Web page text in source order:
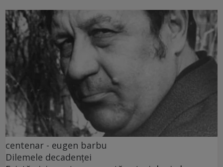
centenar - eugen barbu
Dilemele decadenței